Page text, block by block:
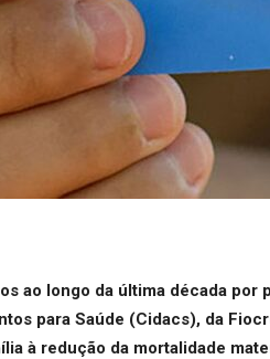
ao longo da última década
para Saúde (Cidacs), da
à redução da mortalidade